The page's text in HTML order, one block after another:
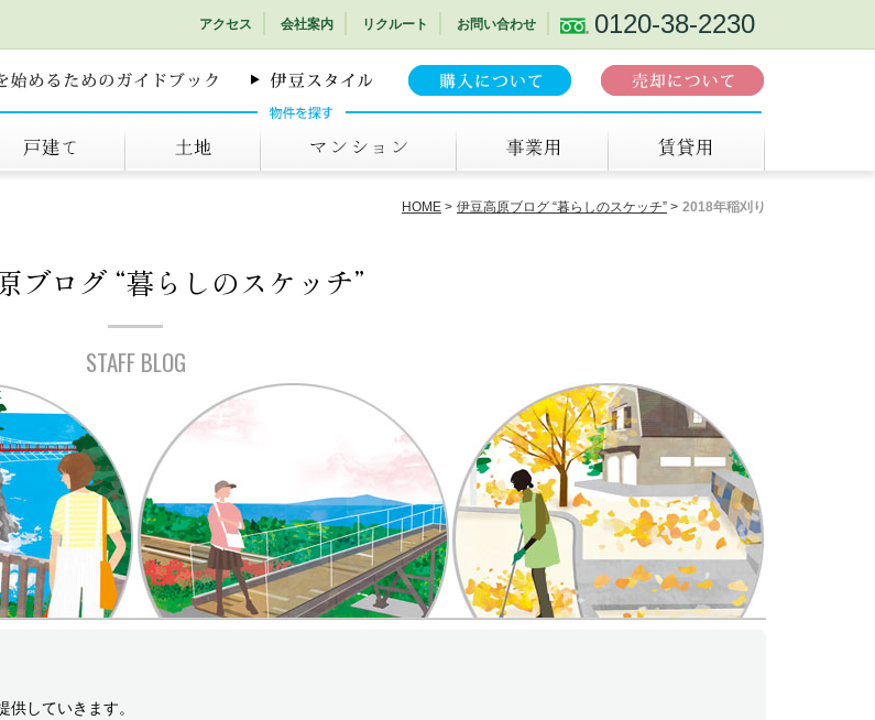
アクセス 会社案内 リクルート お問い合わせ 0120-38-2230
HOME 伊豆高原ブログ “暮らしのスケッチ” 2018年稲刈り
ブログ “暮らしのスケッチ”
STAFF BLOG
していきます。